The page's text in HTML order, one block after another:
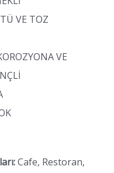
VE TOZ
VE
Cafe, Restoran,